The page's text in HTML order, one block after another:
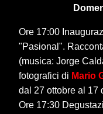
Ore 17:00
"Pasional".
(musica: Jorge
fotografici di Mario
dal 27 ottobre al 17
Ore 17:30